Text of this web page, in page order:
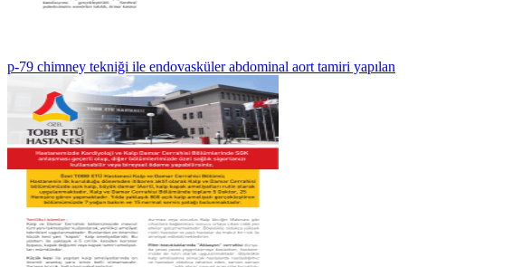
p-79 chimney tekniği ile endovasküler abdominal aort tamiri yapılan